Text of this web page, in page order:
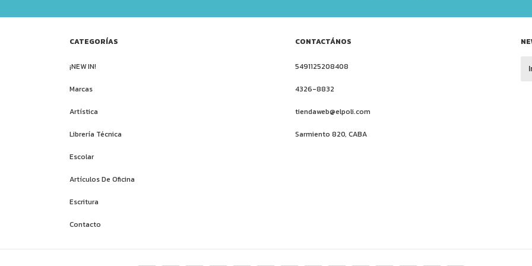
CATEGORÍAS
¡NEW IN!
Marcas
Artística
Librería Técnica
Escolar
Artículos De Oficina
Escritura
Contacto
CONTACTÁNOS
5491125208408
4326-8832
tiendaweb@elpoli.com
Sarmiento 820, CABA